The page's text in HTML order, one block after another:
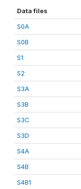
Data files
S0A
S0B
S1
S2
S3A
S3B
S3C
S3D
S4A
S4B
S4B1